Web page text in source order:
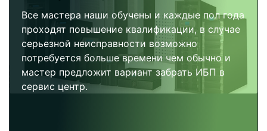
Все мастера наши обучены и каждые пол года
проходят повышение квалификации, в случае
серьезной неисправности возможно
потребуется больше времени чем обычно и
мастер предложит вариант забрать ИБП в
сервис центр.